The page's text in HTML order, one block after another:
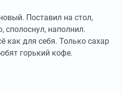
Поставил на стол,
наполнил.
как для себя. Только сахар
горький кофе.